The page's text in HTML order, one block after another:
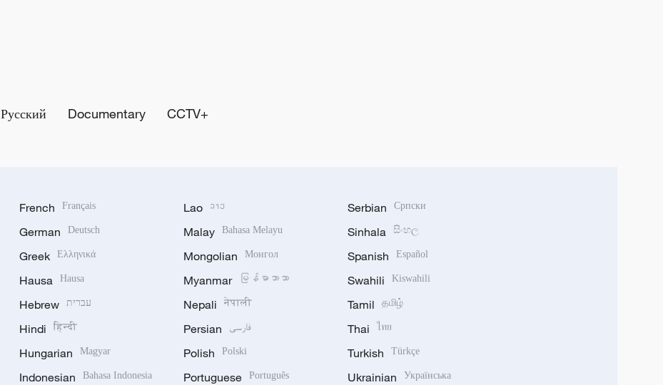
Русский Documentary CCTV+
French Français
German Deutsch
Greek Ελληνικά
Hausa Hausa
Hebrew עברית
Hindi हिन्दी
Hungarian Magyar
Indonesian Bahasa Indonesia
Lao ລາວ
Malay Bahasa Melayu
Mongolian Монгол
Myanmar မြန်မာဘာသာ
Nepali नेपाली
Persian فارسی
Polish Polski
Portuguese Português
Serbian Српски
Sinhala සිංහල
Spanish Español
Swahili Kiswahili
Tamil தமிழ்
Thai ไทย
Turkish Türkçe
Ukrainian Українська